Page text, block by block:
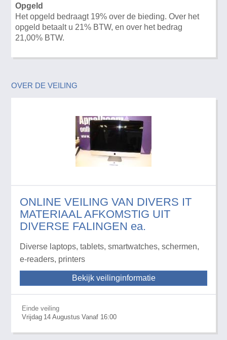
Opgeld
Het opgeld bedraagt 19% over de bieding. Over het
opgeld betaalt u 21% BTW, en over het bedrag
21,00% BTW.
OVER DE VEILING
ONLINE VEILING VAN DIVERS IT
MATERIAAL AFKOMSTIG UIT
DIVERSE FALINGEN ea.
Diverse laptops, tablets, smartwatches, schermen,
e-readers, printers
Bekijk veilinginformatie
Einde veiling
Vrijdag 14 Augustus Vanaf 16:00